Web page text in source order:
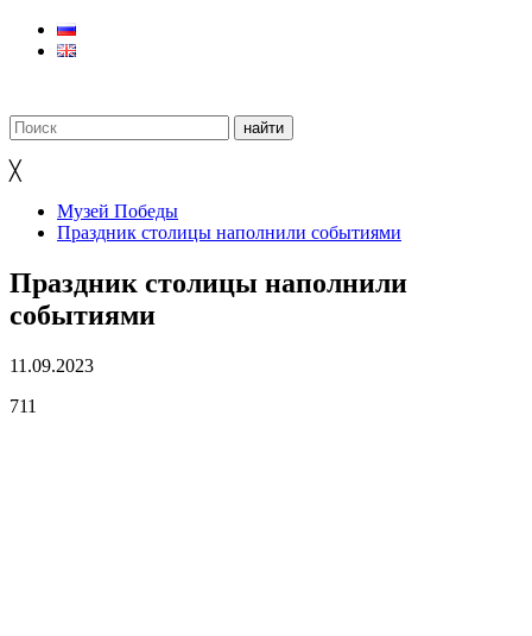
╳
Музей Победы
Праздник столицы наполнили событиями
Праздник столицы наполнили
событиями
11.09.2023
711